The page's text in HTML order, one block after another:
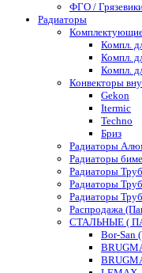
ФГО /
Радиаторы
Компл.
Компл.
Компл.
Конвекторы
Gekon
Itermic
Techno
Бриз
Радиаторы
Радиаторы
Радиаторы
Радиаторы
Радиаторы
Распродажа
СТАЛЬНЫЕ (
Bor-San